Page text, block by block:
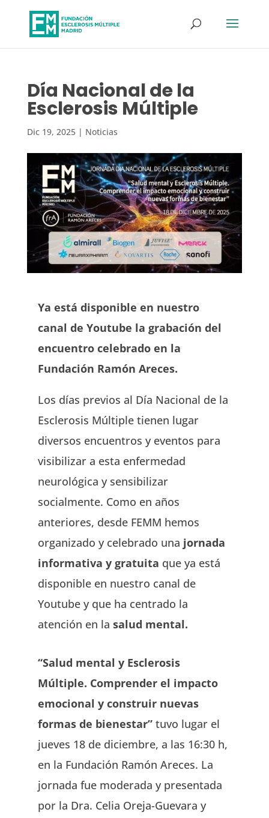
Día Nacional de la
Esclerosis Múltiple
Dic 19, 2025| Noticias
Ya está disponible en nuestro
canal de Youtube la grabación del
encuentro celebrado en la
Fundación Ramón Areces.
Los días previos al Día Nacional de la
Esclerosis Múltiple tienen lugar
diversos encuentros y eventos para
visibilizar a esta enfermedad
neurológica y sensibilizar
socialmente. Como en años
anteriores, desde FEMM hemos
organizado y celebrado una jornada
informativa y gratuita que ya está
disponible en nuestro canal de
Youtube y que ha centrado la
atención en la salud mental.
“Salud mental y Esclerosis
Múltiple. Comprender el impacto
emocional y construir nuevas
formas de bienestar”tuvo lugar el
jueves 18 de diciembre, a las 16:30 h,
en la Fundación Ramón Areces. La
jornada fue moderada y presentada
por la Dra. Celia Oreja-Guevara y